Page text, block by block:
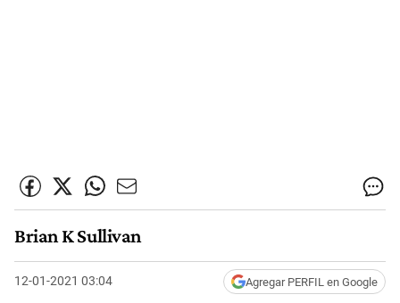
Brian K Sullivan
12-01-2021 03:04 Agregar PERFIL en Google